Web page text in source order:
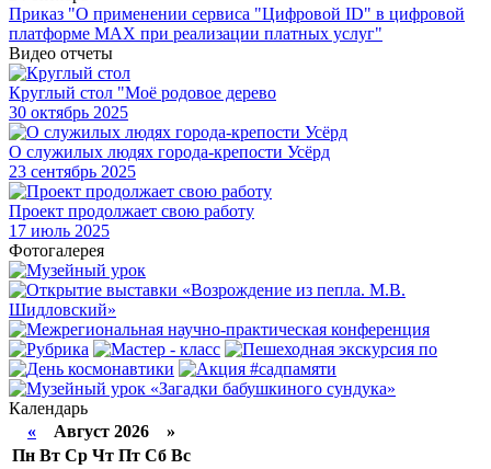
Приказ "О применении сервиса "Цифровой ID" в цифровой
платформе МАХ при реализации платных услуг"
Видео отчеты
Круглый стол "Моё родовое дерево
30 октябрь 2025
О служилых людях города-крепости Усёрд
23 сентябрь 2025
Проект продолжает свою работу
17 июль 2025
Фотогалерея
Календарь
« Август 2026 »
Пн Вт Ср Чт Пт Сб Вс